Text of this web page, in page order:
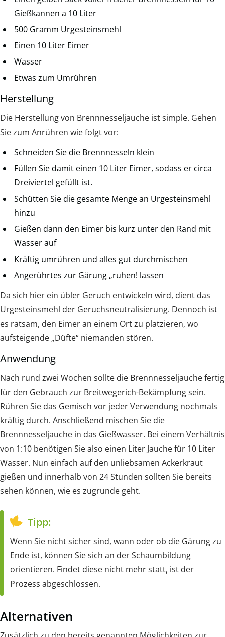
Gießkannen a 10 Liter
500 Gramm Urgesteinsmehl
Einen 10 Liter Eimer
Wasser
Etwas zum Umrühren
Herstellung
Die Herstellung von Brennnesseljauche ist simple. Gehen
Sie zum Anrühren wie folgt vor:
Schneiden Sie die Brennnesseln klein
Füllen Sie damit einen 10 Liter Eimer, sodass er circa
Dreiviertel gefüllt ist.
Schütten Sie die gesamte Menge an Urgesteinsmehl
hinzu
Gießen dann den Eimer bis kurz unter den Rand mit
Wasser auf
Kräftig umrühren und alles gut durchmischen
Angerührtes zur Gärung „ruhen! lassen
Da sich hier ein übler Geruch entwickeln wird, dient das
Urgesteinsmehl der Geruchsneutralisierung. Dennoch ist
es ratsam, den Eimer an einem Ort zu platzieren, wo
aufsteigende „Düfte“ niemanden stören.
Anwendung
Nach rund zwei Wochen sollte die Brennnesseljauche fertig
für den Gebrauch zur Breitwegerich-Bekämpfung sein.
Rühren Sie das Gemisch vor jeder Verwendung nochmals
kräftig durch. Anschließend mischen Sie die
Brennnesseljauche in das Gießwasser. Bei einem Verhältnis
von 1:10 benötigen Sie also einen Liter Jauche für 10 Liter
Wasser. Nun einfach auf den unliebsamen Ackerkraut
gießen und innerhalb von 24 Stunden sollten Sie bereits
sehen können, wie es zugrunde geht.
Tipp:
Wenn Sie nicht sicher sind, wann oder ob die Gärung zu
Ende ist, können Sie sich an der Schaumbildung
orientieren. Findet diese nicht mehr statt, ist der
Prozess abgeschlossen.
Alternativen